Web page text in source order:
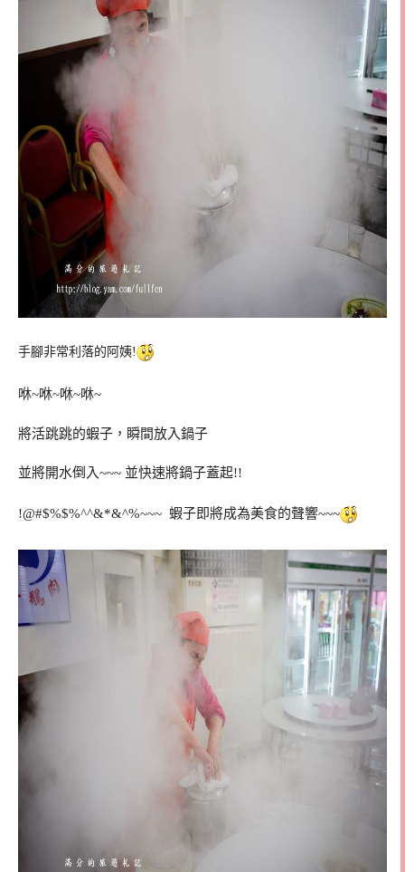
手腳非常利落的阿姨!
咻~咻~咻~咻~
將活跳跳的蝦子，瞬間放入鍋子
並將開水倒入~~~ 並快速將鍋子蓋起!!
!@#$%$%^^&*&^%~~~ 蝦子即將成為美食的聲響~~~